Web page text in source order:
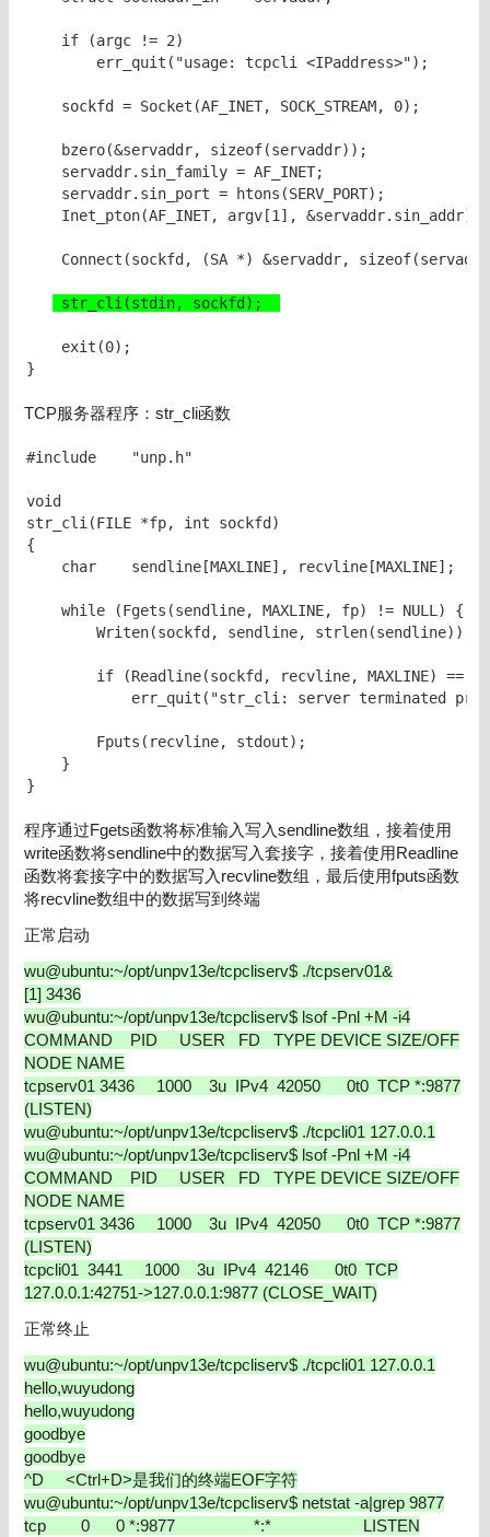
if (argc != 2)
err_quit("usage: tcpcli <IPaddress>");
sockfd = Socket(AF_INET, SOCK_STREAM, 0);
bzero(&servaddr, sizeof(servaddr));
servaddr.sin_family = AF_INET;
servaddr.sin_port = htons(SERV_PORT);
Inet_pton(AF_INET, argv[1], &servaddr.sin_addr);
Connect(sockfd, (SA *) &servaddr,
str_cli(stdin, sockfd);
exit(0);
}
TCP服务器程序：str_cli函数
#include    "unp.h"
void
str_cli(FILE *fp, int sockfd)
{
char    sendline[MAXLINE], recvline[MAXLINE];
while (Fgets(sendline, MAXLINE, fp) != NULL) {
Writen(sockfd, sendline, strlen(sendline));
if (Readline(sockfd, recvline, MAXLINE) == 0)
err_quit("str_cli: server terminated
Fputs(recvline, stdout);
}
}
程序通过Fgets函数将标准输入写入sendline数组，接着使用
write函数将sendline中的数据写入套接字，接着使用Readline
函数将套接字中的数据写入recvline数组，最后使用fputs函数
将recvline数组中的数据写到终端
正常启动
wu@ubuntu:~/opt/unpv13e/tcpcliserv$ ./tcpserv01&
[1] 3436
wu@ubuntu:~/opt/unpv13e/tcpcliserv$ lsof -Pnl +M -i4
COMMAND PID USER FD TYPE DEVICE SIZE/OFF
NODE NAME
tcpserv01 3436 1000 3u IPv4 42050 0t0 TCP *:9877
(LISTEN)
wu@ubuntu:~/opt/unpv13e/tcpcliserv$ ./tcpcli01 127.0.0.1
wu@ubuntu:~/opt/unpv13e/tcpcliserv$ lsof -Pnl +M -i4
COMMAND PID USER FD TYPE DEVICE SIZE/OFF
NODE NAME
tcpserv01 3436 1000 3u IPv4 42050 0t0 TCP *:9877
(LISTEN)
tcpcli01 3441 1000 3u IPv4 42146 0t0 TCP
127.0.0.1:42751->127.0.0.1:9877 (CLOSE_WAIT)
正常终止
wu@ubuntu:~/opt/unpv13e/tcpcliserv$ ./tcpcli01 127.0.0.1
hello,wuyudong
hello,wuyudong
goodbye
goodbye
^D <Ctrl+D>是我们的终端EOF字符
wu@ubuntu:~/opt/unpv13e/tcpcliserv$ netstat -a|grep 9877
tcp 0 0 *:9877 *:* LISTEN